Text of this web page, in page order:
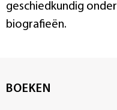
geschiedkundig
biografieën.
BOEKEN